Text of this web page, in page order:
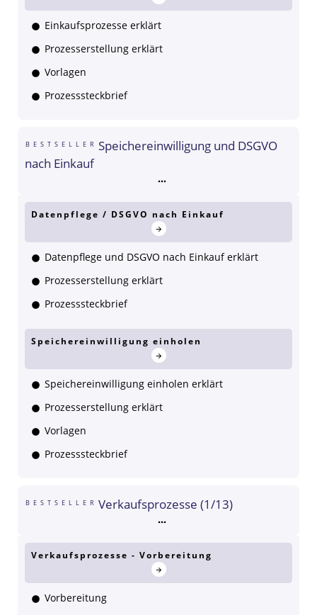
Einkaufsprozesse erklärt
Prozesserstellung erklärt
Vorlagen
Prozesssteckbrief
BESTSELLER
Speichereinwilligung und DSGVO
nach Einkauf
Datenpflege / DSGVO nach Einkauf
Datenpflege und DSGVO nach Einkauf erklärt
Prozesserstellung erklärt
Prozesssteckbrief
Speichereinwilligung einholen
Speichereinwilligung einholen erklärt
Prozesserstellung erklärt
Vorlagen
Prozesssteckbrief
BESTSELLER Verkaufsprozesse (1/13)
Verkaufsprozesse - Vorbereitung
Vorbereitung